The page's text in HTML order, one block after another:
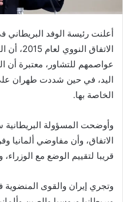
أعلنت رئيسة الوفد البريطاني
الاتفاق
عواصمهم للتشاور، معتبرة أن
اليد، في حين شددت طهران
الخاصة بها.
وأوضحت المسؤولة البريطانية
الاتفاق، وأن مفاوضي ألمانيا
قريبا لتقييم الوضع مع